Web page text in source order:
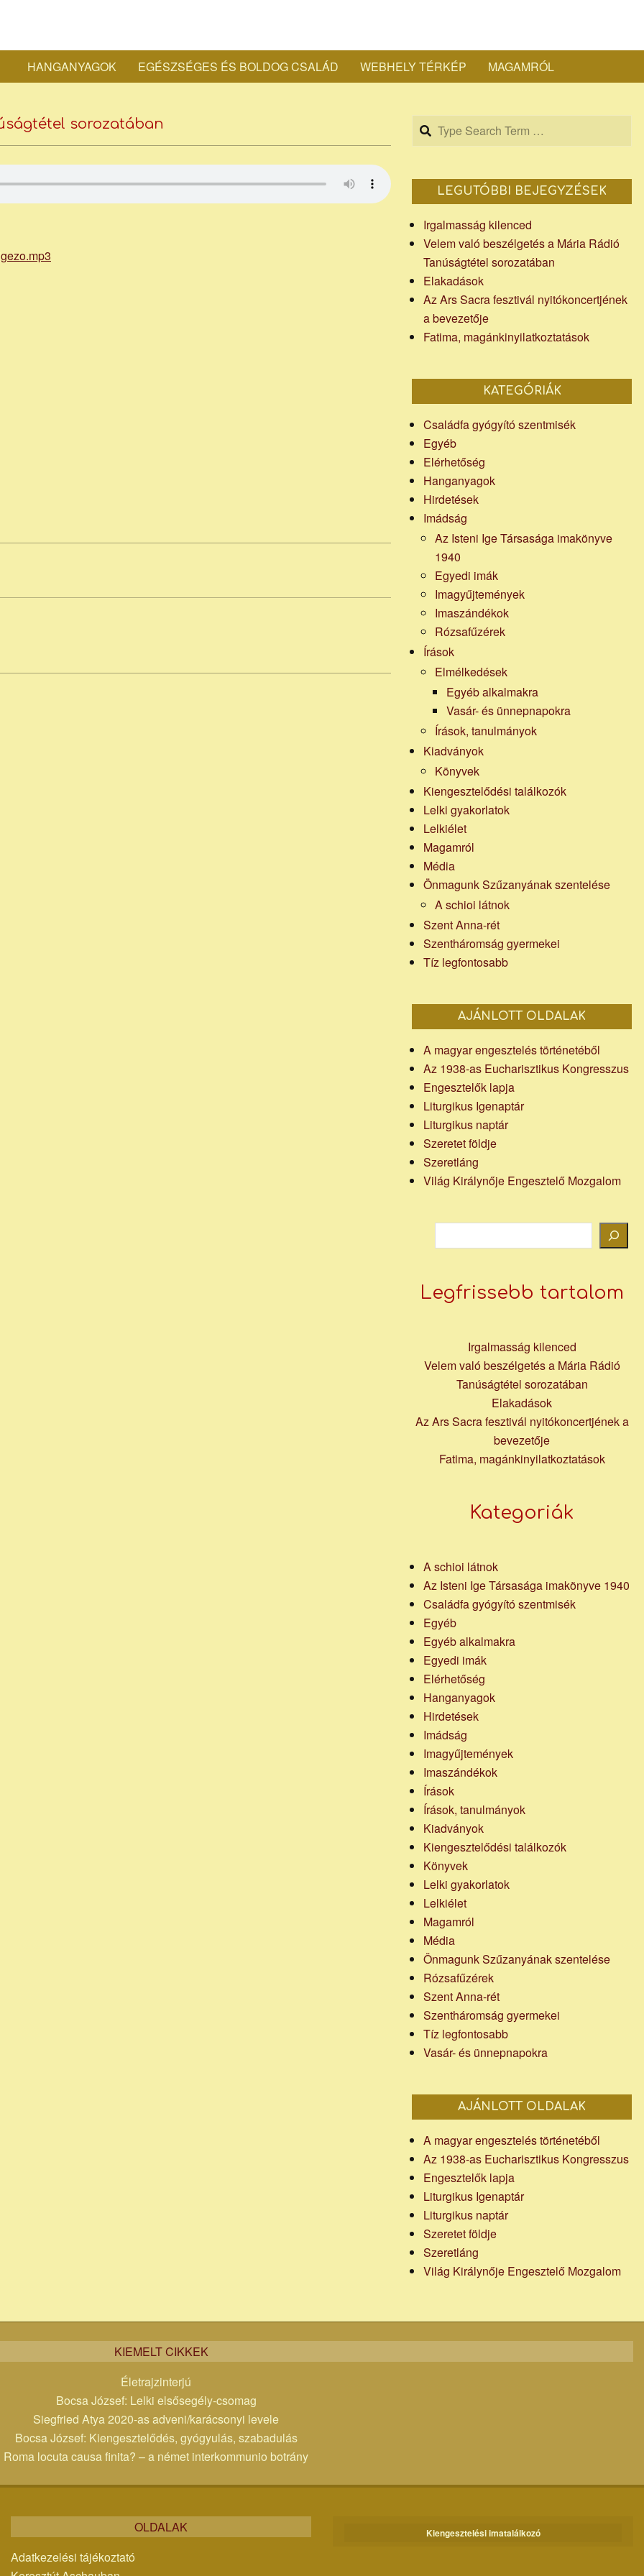
Bocsa
József
piarista
honlapja
Secondary
HANGANYAGOK EGÉSZSÉGES ÉS BOLDOG CSALÁD WEBHELY TÉRKÉP MAGAMRÓL
sorozatában Search
LEGUTÓBBI BEJEGYZÉSEK
Irgalmasság kilenced
Velem való beszélgetés a Mária Rádió
Tanúságtétel sorozatában
Elakadások
Az Ars Sacra fesztivál nyitókoncertjének
a bevezetője
Fatima, magánkinyilatkoztatások
KATEGÓRIÁK
Családfa gyógyító szentmisék
Egyéb
Elérhetőség
Hanganyagok
Hirdetések
Imádság
Az Isteni Ige Társasága imakönyve
1940
Egyedi imák
Imagyűjtemények
Imaszándékok
Rózsafűzérek
Írások
Elmélkedések
Egyéb alkalmakra
Vasár- és ünnepnapokra
Írások, tanulmányok
Kiadványok
Könyvek
Kiengesztelődési találkozók
Lelki gyakorlatok
Lelkiélet
Magamról
Média
Önmagunk Szűzanyának szentelése
A schioi látnok
Szent Anna-rét
Szentháromság gyermekei
Tíz legfontosabb
AJÁNLOTT OLDALAK
A magyar engesztelés történetéből
Az 1938-as Eucharisztikus Kongresszus
Engesztelők lapja
Liturgikus Igenaptár
Liturgikus naptár
Szeretet földje
Szeretláng
Világ Királynője Engesztelő Mozgalom
Legfrissebb tartalom
Irgalmasság kilenced
Velem való beszélgetés a Mária Rádió
Tanúságtétel sorozatában
Elakadások
Az Ars Sacra fesztivál nyitókoncertjének a
bevezetője
Fatima, magánkinyilatkoztatások
Kategoriák
A schioi látnok
Az Isteni Ige Társasága imakönyve 1940
Családfa gyógyító szentmisék
Egyéb
Egyéb alkalmakra
Egyedi imák
Elérhetőség
Hanganyagok
Hirdetések
Imádság
Imagyűjtemények
Imaszándékok
Írások
Írások, tanulmányok
Kiadványok
Kiengesztelődési találkozók
Könyvek
Lelki gyakorlatok
Lelkiélet
Magamról
Média
Önmagunk Szűzanyának szentelése
Rózsafűzérek
Szent Anna-rét
Szentháromság gyermekei
Tíz legfontosabb
Vasár- és ünnepnapokra
AJÁNLOTT OLDALAK
A magyar engesztelés történetéből
Az 1938-as Eucharisztikus Kongresszus
Engesztelők lapja
Liturgikus Igenaptár
Liturgikus naptár
Szeretet földje
Szeretláng
Világ Királynője Engesztelő Mozgalom
KIEMELT CIKKEK
Életrajzinterjú
Bocsa József: Lelki elsősegély-csomag
Siegfried Atya 2020-as adveni/karácsonyi levele
Bocsa József: Kiengesztelődés, gyógyulás, szabadulás
Roma locuta causa finita? – a német interkommunio botrány
OLDALAK
Adatkezelési tájékoztató
Kiengesztelési imatalálkozó